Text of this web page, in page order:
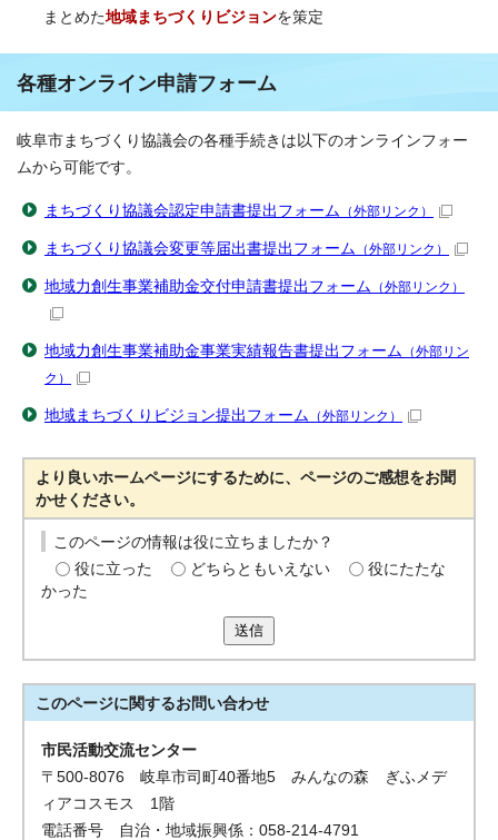
まとめた地域まちづくりビジョンを策定
各種オンライン申請フォーム
岐阜市まちづくり協議会の各種手続きは以下のオンラインフォー
ムから可能です。
まちづくり協議会認定申請書提出フォーム （外部リンク）
まちづくり協議会変更等届出書提出フォーム （外部リンク）
地域力創生事業補助金交付申請書提出フォーム （外部リンク）
地域力創生事業補助金事業実績報告書提出フォーム （外部リン
ク）
地域まちづくりビジョン提出フォーム （外部リンク）
より良いホームページにするために、ページのご感想をお聞
かせください。
このページの情報は役に立ちましたか？
役に立った
どちらともいえない
役にたたな
かった
送信
このページに関するお問い合わせ
市民活動交流センター
〒500-8076 岐阜市司町40番地5 みんなの森 ぎふメデ
ィアコスモス 1階
電話番号 自治・地域振興係：058-214-4791